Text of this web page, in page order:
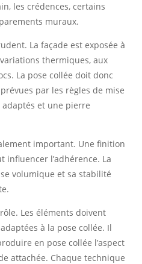
les crédences, certains
muraux.
La façade est exposée à
thermiques, aux
La pose collée doit donc
par les règles de mise
et une pierre
important. Une finition
influencer l’adhérence. La
volumique et sa stabilité
Les éléments doivent
à la pose collée. Il
en pose collée l’aspect
attachée. Chaque technique